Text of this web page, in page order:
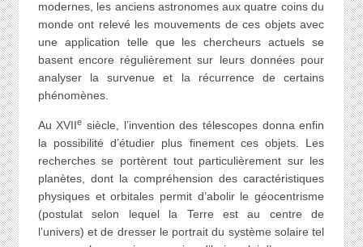
modernes, les anciens astronomes aux quatre coins du
monde ont relevé les mouvements de ces objets avec
une application telle que les chercheurs actuels se
basent encore régulièrement sur leurs données pour
analyser la survenue et la récurrence de certains
phénomènes.
Au XVIIe siècle, l’invention des télescopes donna enfin
la possibilité d’étudier plus finement ces objets. Les
recherches se portèrent tout particulièrement sur les
planètes, dont la compréhension des caractéristiques
physiques et orbitales permit d’abolir le géocentrisme
(postulat selon lequel la Terre est au centre de
l’univers) et de dresser le portrait du système solaire tel